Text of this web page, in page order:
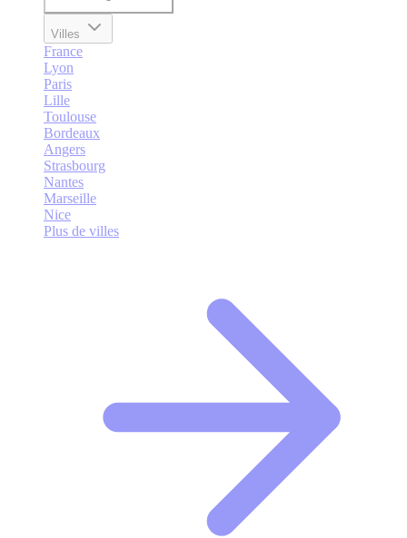
Villes
France
Lyon
Paris
Lille
Toulouse
Bordeaux
Angers
Strasbourg
Nantes
Marseille
Nice
Plus de villes